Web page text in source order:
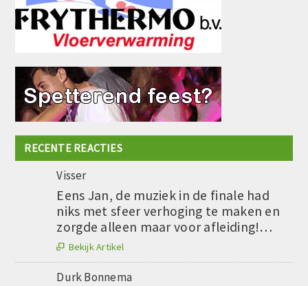
RECENTE REACTIES
Visser
Eens Jan, de muziek in de finale had
niks met sfeer verhoging te maken en
zorgde alleen maar voor afleiding!…
 Bekijk Artikel
Durk Bonnema